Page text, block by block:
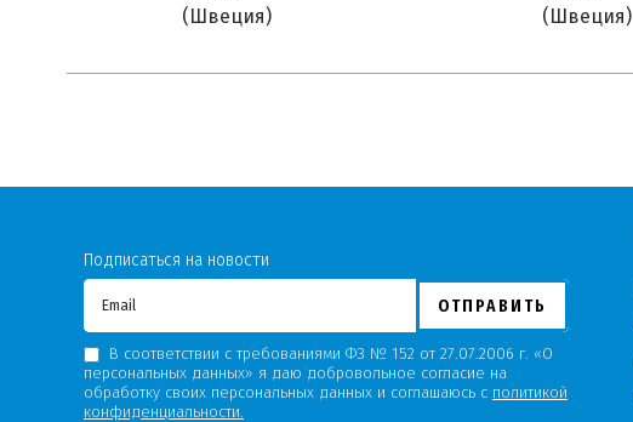
(Швеция)
(Швеция)
Подписаться на новости
ОТПРАВИТЬ
В соответствии с требованиями ФЗ № 152 от 27.07.2006 г. «О
персональных данных» я даю добровольное согласие на
обработку своих персональных данных и соглашаюсь с политикой
конфиденциальности.